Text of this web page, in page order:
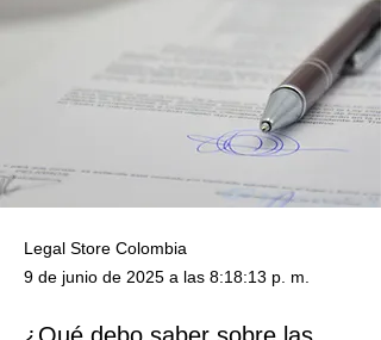
Legal Store Colombia
9 de junio de 2025 a las 8:18:13 p. m.